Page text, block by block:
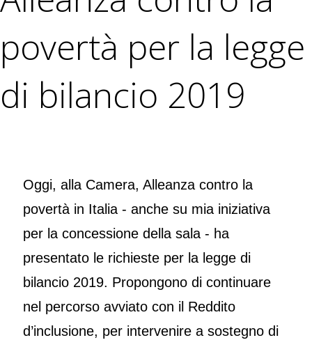
povertà per la legge
di bilancio 2019
Oggi, alla Camera, Alleanza contro la
povertà in Italia - anche su mia iniziativa
per la concessione della sala - ha
presentato le richieste per la legge di
bilancio 2019. Propongono di continuare
nel percorso avviato con il Reddito
d’inclusione, per intervenire a sostegno di